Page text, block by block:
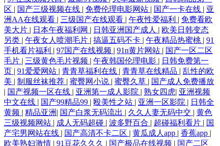
区 | 国产三级视频在线 | 免费伦理电影网站 | 国产一卡在线 | 亚
洲AA在线观看 | 三级国产在线观看 | 午夜性爱福利 | 免费看欧
美大片 | 日本午夜福利网 | 日韩亚洲国产成人 | 欧美日韩变态
另类 | 午夜女人喷潮毛片 | 搞逼五码不卡 | 午夜精品热蜜桃 | 91
手机看片福利 | 97国产在线视频 | 91n黄片网站 | 国产一区二区
毛片 | 三级黄色毛片视频 | 午夜韩国伦理电影 | 日韩免费第一
页 | 91爱爱网站 | 青青草福利在线 | 青青草在线精品 | 乱性的欧
美 | 制服丝袜推荐 | 蜜臀网小说 | 蜜臀久草 | 国产成人免费播放
| 国产视频一区在线 | 亚洲第一成人影院 | 熟女四虎| 亚洲视频
中文在线 | 国产99精品99 | 殴美性之站 | 亚洲一区影院 | 日韩全
黄频 | 精品亚洲 | 国产白浆无码流出 | 久久人妻无码中交 | 黄色
三级视频网站 | 成人无码超碰 | 波多野百合 | 超碰福利看片 | 国
产宅男网站在线 | 国产高清不卡二区 | 黄瓜成人app | 香蕉app |
欧美熟妇激情 | 91豆花久久久 | 国产极品在线视频 | 国产二区